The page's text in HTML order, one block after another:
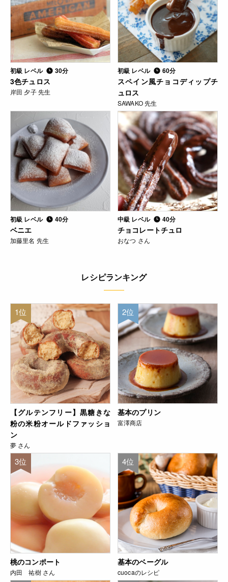
初級 レベル 30分
3色チュロス
岸田 夕子 先生
初級 レベル 60分
スペイン風チョコディップチ
ュロス
SAWAKO 先生
初級 レベル 40分
ベニエ
加藤里名 先生
中級 レベル 40分
チョコレートチュロ
おなつ さん
レシピランキング
1位
【グルテンフリー】黒糖きな
粉の米粉オールドファッショ
ン
夢 さん
2位
基本のプリン
富澤商店
3位
桃のコンポート
内田 祐樹 さん
4位
基本のベーグル
cuocaのレシピ